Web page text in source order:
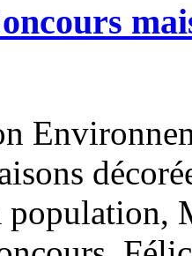
population,